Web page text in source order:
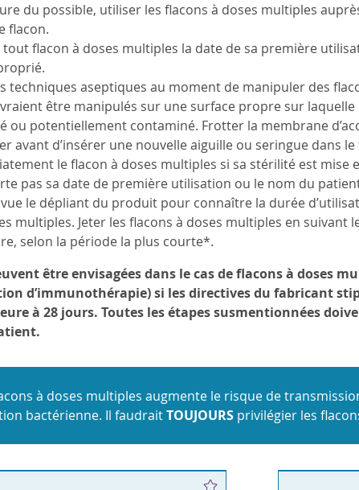
du possible, utiliser les flacons à doses multiples
flacon.
flacon à doses multiples la date de sa première
techniques aseptiques au moment de manipuler des
être manipulés sur une surface propre sur laquelle
ou potentiellement contaminé. Frotter la membrane
avant d’insérer une nouvelle aiguille ou seringue dans le
le flacon à doses multiples si sa stérilité est mise
pas sa date de première utilisation ou le nom du
le dépliant du produit pour connaître la durée
multiples. Jeter les flacons à doses multiples en
selon la période la plus courte*.
être envisagées dans le cas de flacons à doses
d’immunothérapie) si les directives du fabricant
à 28 jours. Toutes les étapes susmentionnées
à doses multiples augmente le risque de
bactérienne. Il faudraitTOUJOURSprivilégier les